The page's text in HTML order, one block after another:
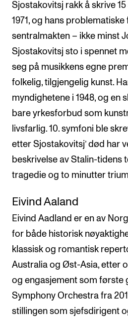
Sjostakovitsj rakk å skrive
1971, og hans
sentralmakten – ikke minst
Sjostakovitsj sto i spennet
seg på musikkens egne
folkelig, tilgjengelig kunst.
myndighetene i 1948, og en
bare yrkesforbud som
livsfarlig. 10. symfoni ble
etter Sjostakovitsj’ død har
beskrivelse av Stalin-tidens
tragedie og to minutter
Eivind Aaland
Eivind Aadland er en av
for både historisk
klassisk og romantisk
Australia og Øst-Asia, etter
og engasjement som første
Symphony Orchestra fra
stillingen som sjefsdirigent